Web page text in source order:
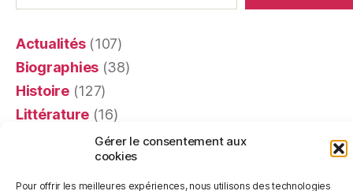
Gérer le consentement aux
cookies
Pour offrir les meilleures expériences, nous utilisons des technologies
Actualités(107)
Biographies (38)
Histoire(127)
Littérature (16)
(4)
(24)
Recensions(401)